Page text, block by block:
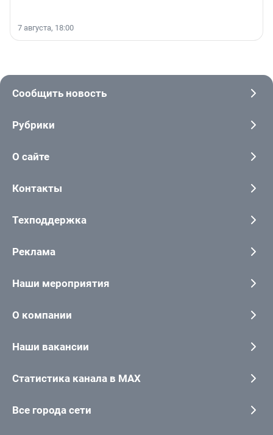
7 августа, 18:00
Сообщить новость
Рубрики
О сайте
Контакты
Техподдержка
Реклама
Наши мероприятия
О компании
Наши вакансии
Статистика канала в MAX
Все города сети